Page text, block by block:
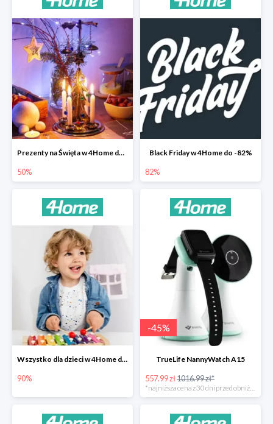
Prezenty na Święta w 4Home do -50%
50%
Black Friday w 4Home do -82%
82%
Wszystko dla dzieci w 4Home do -90%
90%
-45%
TrueLife NannyWatch A15
557.99 zł1016.99 zł*